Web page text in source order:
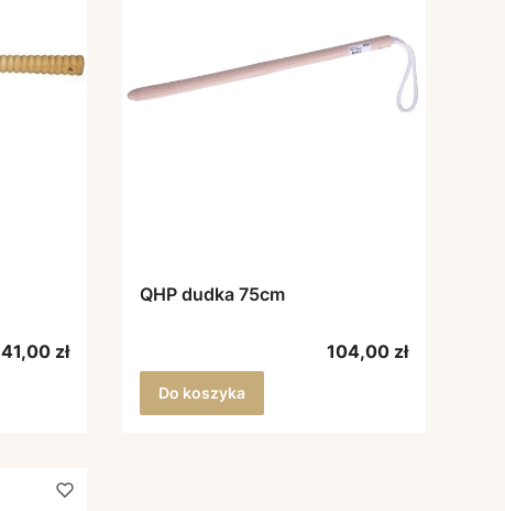
Cena
41,00 zł
QHP dudka 75cm
Cena
104,00 zł
Do koszyka